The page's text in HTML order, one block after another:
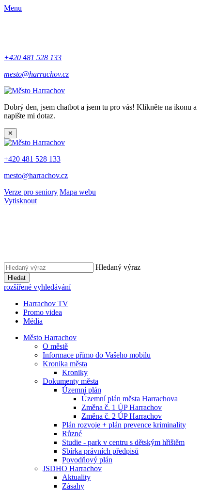
Menu
+420 481 528 133
mesto@harrachov.cz
Dobrý den, jsem chatbot a jsem tu pro vás! Klikněte na ikonu a
napište mi dotaz.
✕
+420 481 528 133
mesto@harrachov.cz
Verze pro seniory Mapa webu
Vytisknout
Hledaný výraz
Hledat
rozšířené vyhledávání
Harrachov TV
Promo videa
Média
Město Harrachov
O městě
Informace přímo do Vašeho mobilu
Kronika města
Kroniky
Dokumenty města
Územní plán
Územní plán města Harrachova
Změna č. 1 ÚP Harrachov
Změna č. 2 ÚP Harrachov
Plán rozvoje + plán prevence kriminality
Různé
Studie - park v centru s dětským hřištěm
Sbírka právních předpisů
Povodňový plán
JSDHO Harrachov
Aktuality
Zásahy